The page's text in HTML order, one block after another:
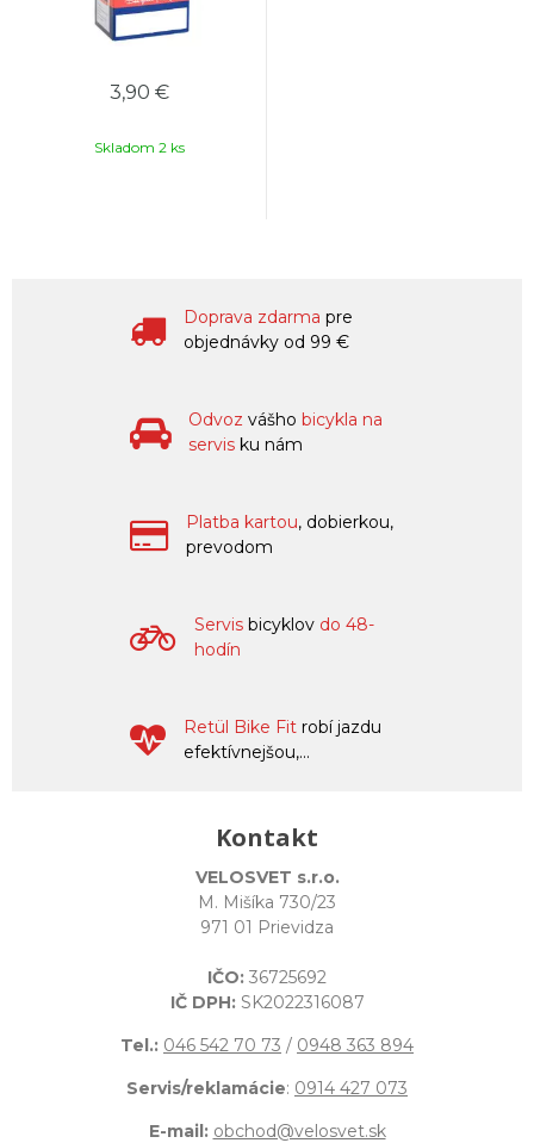
3,90 €
Skladom 2 ks
Doprava zdarma pre
objednávky od 99 €
Odvoz vášho bicykla na
servis ku nám
Platba kartou, dobierkou,
prevodom
Servis bicyklov do 48-
hodín
Retül Bike Fit robí jazdu
efektívnejšou,...
Kontakt
VELOSVET s.r.o.
M. Mišíka 730/23
971 01 Prievidza
IČO: 36725692
IČ DPH: SK2022316087
Tel.: 046 542 70 73 / 0948 363 894
Servis/reklamácie: 0914 427 073
E-mail: obchod@velosvet.sk